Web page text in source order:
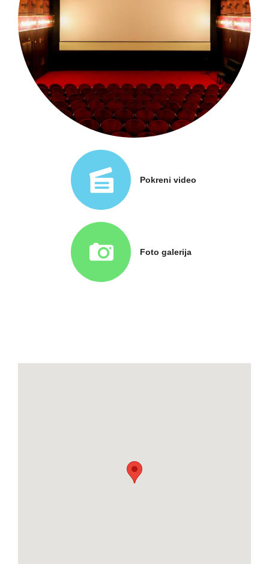
Pokreni video
Foto galerija